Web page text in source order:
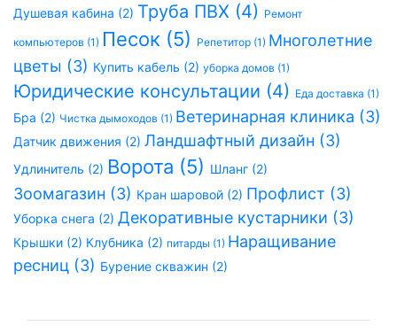
Душевая кабина (2) Труба ПВХ (4) Ремонт
компьютеров (1) Песок (5) Репетитор (1) Многолетние
цветы (3) Купить кабель (2) уборка домов (1)
Юридические консультации (4) Еда доставка (1)
Бра (2) Чистка дымоходов (1) Ветеринарная клиника (3)
Датчик движения (2) Ландшафтный дизайн (3)
Удлинитель (2) Ворота (5) Шланг (2)
Зоомагазин (3) Кран шаровой (2) Профлист (3)
Уборка снега (2) Декоративные кустарники (3)
Крышки (2) Клубника (2) питарды (1) Наращивание
ресниц (3) Бурение скважин (2)